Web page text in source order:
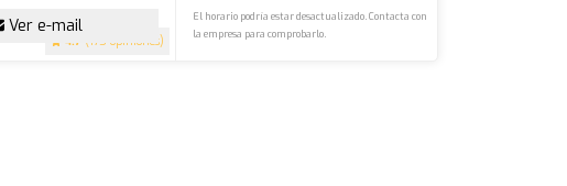
4.7 (175 opiniones)
Ver e-mail
El horario podría estar desactualizado. Contacta con
la empresa para comprobarlo.